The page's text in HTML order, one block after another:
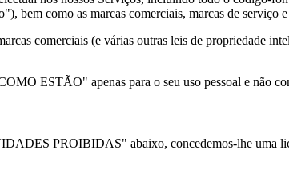
bem como as marcas comerciais, marcas de serviço
comerciais (e várias outras leis de propriedade
ESTÃO" apenas para o seu uso pessoal e não
PROIBIDAS" abaixo, concedemos-lhe uma